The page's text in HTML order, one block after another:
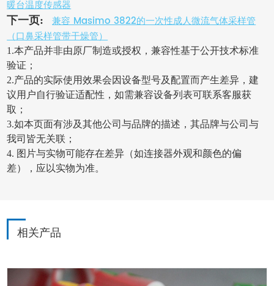
暖台温度传感器
下一页:
兼容 Masimo 3822的一次性成人微流气体采样管
（口鼻采样管带干燥管）
1.本产品并非由原厂制造或授权，兼容性基于公开技术标准
验证；
2.产品的实际使用效果会因设备型号及配置而产生差异，建
议用户自行验证适配性，如需兼容设备列表可联系客服获
取；
3.如本页面有涉及其他公司与品牌的描述，其品牌与公司与
我司皆无关联；
4. 图片与实物可能存在差异（如连接器外观和颜色的偏
差），应以实物为准。
相关产品